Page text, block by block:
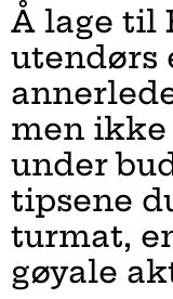
Å lage til
utendørs
men ikke
under
tipsene
turmat,
gøyale